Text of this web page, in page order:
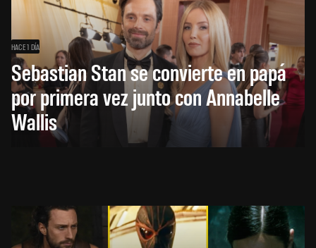
HACE 1 DÍA
Sebastian Stan se convierte en papá
por primera vez junto con Annabelle
Wallis